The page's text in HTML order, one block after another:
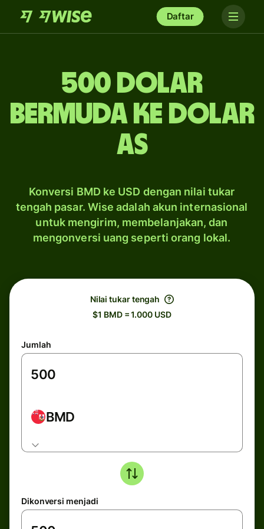
Daftar
500 dolar
Bermuda ke dolar
AS
Konversi BMD ke USD dengan nilai tukar
tengah pasar. Wise adalah akun internasional
untuk mengirim, membelanjakan, dan
mengonversi uang seperti orang lokal.
Nilai tukar tengah
$1 BMD = 1.000 USD
Jumlah
BMD
Dikonversi menjadi